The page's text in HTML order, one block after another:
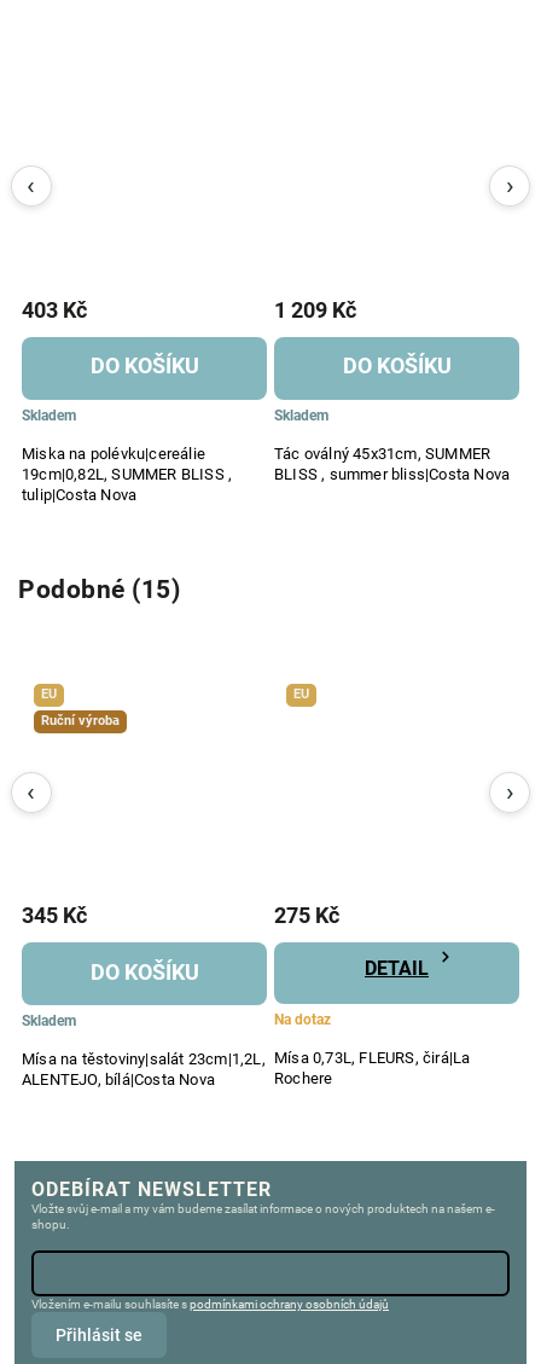
Miska na polévku|cereálie
19cm|0,82L, SUMMER BLISS ,
tulip|Costa Nova
Skladem
403 Kč
DO KOŠÍKU
Tác oválný 45x31cm, SUMMER
BLISS , summer bliss|Costa Nova
Skladem
1 209 Kč
DO KOŠÍKU
Podobné (15)
EU
Ruční výroba
Mísa na těstoviny|salát 23cm|1,2L,
ALENTEJO, bílá|Costa Nova
Skladem
345 Kč
DO KOŠÍKU
EU
Mísa 0,73L, FLEURS, čirá|La
Rochere
Na dotaz
275 Kč
DETAIL
ODEBÍRAT NEWSLETTER
Vložte svůj e-mail a my vám budeme zasílat informace o nových produktech na našem e-
shopu.
Vložením e-mailu souhlasíte spodmínkami ochrany osobních údajů
Přihlásit se